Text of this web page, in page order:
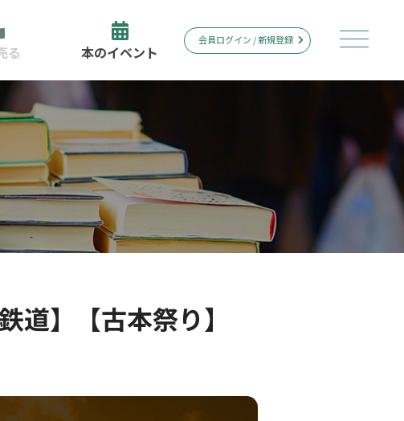
る 本のイベント
会員ログイン / 新規登録
】【古本祭り】